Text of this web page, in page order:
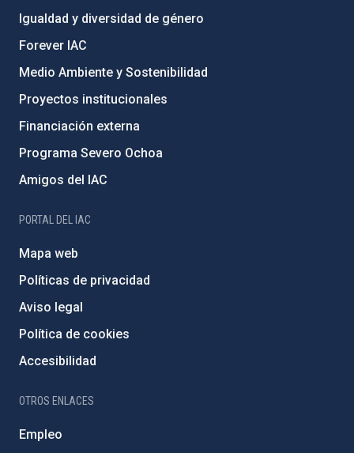
Igualdad y diversidad de género
Forever IAC
Medio Ambiente y Sostenibilidad
Proyectos institucionales
Financiación externa
Programa Severo Ochoa
Amigos del IAC
PORTAL DEL IAC
Mapa web
Políticas de privacidad
Aviso legal
Política de cookies
Accesibilidad
OTROS ENLACES
Empleo